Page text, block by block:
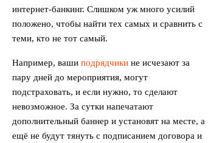
интернет-банкинг. Слишком уж много усилий
положено, чтобы найти тех самых и сравнить с
теми, кто не тот самый.
Например, ваши подрядчики не исчезают за
пару дней до мероприятия, могут
подстраховать, и если нужно, то сделают
невозможное. За сутки напечатают
дополнительный баннер и установят на месте, а
ещё не будут тянуть с подписанием договора и